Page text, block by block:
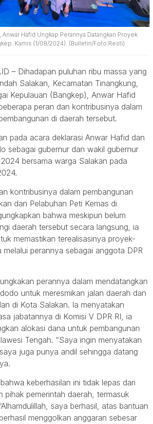
Anwar Hafid Ungkap Perannya Datangkan Proyek
Kamis (1/08/2024). (Bulletin/Foto:Resti)
– Dihadapan puluhan ribu massa yang
Salakan, Kecamatan Tinangkung,
Kepulauan (Bangkep), Anwar Hafid
peran dan kontribusinya dalam
di daerah tersebut.
pada acara deklarasi Anwar Hafid dan
sebagai gubernur dan wakil gubernur
bersama warga Salakan pada
kontribusinya dalam pembangunan
dan Pelabuhan Peti Kemas di
bahwa meskipun belum
daerah tersebut secara langsung, ia
memastikan terealisasinya proyek-
perannya sebagai anggota DPR
perannya dalam mendatangkan
untuk meresmikan jalan daerah dan
di Kota Salakan. Ia menyatakan
jabatannya di Komisi V DPR RI, ia
alokasi dana untuk pembangunan
Tengah. “Saya ingin menyatakan
juga punya andil sehingga datang
keberhasilan ini tidak lepas dari
pihak pemerintah daerah, termasuk
saya berhasil, atas bantuan
menggolkan anggaran sebesar